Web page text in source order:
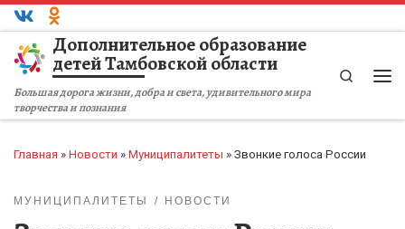
Перейти к содержимому
Дополнительное образование
детей Тамбовской области
Большая дорога жизни, добра и света, удивительного мира
творчества и познания
Search
Главная » Новости » Муниципалитеты » Звонкие голоса России
МУНИЦИПАЛИТЕТЫ НОВОСТИ